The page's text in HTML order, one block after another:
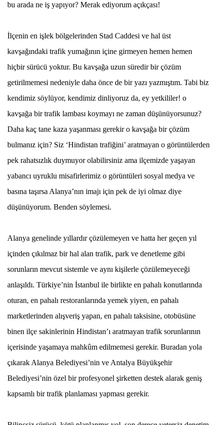
bu arada ne iş yapıyor? Merak ediyorum açıkçası!
İlçenin en işlek bölgelerinden Stad Caddesi ve hal üst
kavşağındaki trafik yumağının içine girmeyen hemen hemen
hiçbir sürücü yoktur. Bu kavşağa uzun süredir bir çözüm
getirilmemesi nedeniyle daha önce de bir yazı yazmıştım. Tabi biz
kendimiz söylüyor, kendimiz dinliyoruz da, ey yetkililer! o
kavşağa bir trafik lambası koymayı ne zaman düşünüyorsunuz?
Daha kaç tane kaza yaşanması gerekir o kavşağa bir çözüm
bulmanız için? Siz ‘Hindistan trafiğini’ aratmayan o görüntülerden
pek rahatsızlık duymuyor olabilirsiniz ama ilçemizde yaşayan
yabancı uyruklu misafirlerimiz o görüntüleri sosyal medya ve
basına taşırsa Alanya’nın imajı için pek de iyi olmaz diye
düşünüyorum. Benden söylemesi.
Alanya genelinde yıllardır çözülemeyen ve hatta her geçen yıl
içinden çıkılmaz bir hal alan trafik, park ve denetleme gibi
sorunların mevcut sistemle ve aynı kişilerle çözülemeyeceği
anlaşıldı. Türkiye’nin İstanbul ile birlikte en pahalı konutlarında
oturan, en pahalı restoranlarında yemek yiyen, en pahalı
marketlerinden alışveriş yapan, en pahalı taksisine, otobüsüne
binen ilçe sakinlerinin Hindistan’ı aratmayan trafik sorunlarının
içerisinde yaşamaya mahkûm edilmemesi gerekir. Buradan yola
çıkarak Alanya Belediyesi’nin ve Antalya Büyükşehir
Belediyesi’nin özel bir profesyonel şirketten destek alarak geniş
kapsamlı bir trafik planlaması yapması gerekir.